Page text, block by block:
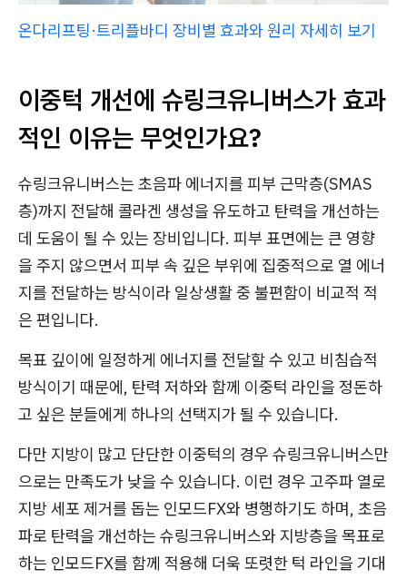
온다리프팅·트리플바디 장비별 효과와 원리 자세히 보기
이중턱 개선에 슈링크유니버스가 효과
적인 이유는 무엇인가요?
슈링크유니버스는 초음파 에너지를 피부 근막층(SMAS
층)까지 전달해 콜라겐 생성을 유도하고 탄력을 개선하는
데 도움이 될 수 있는 장비입니다. 피부 표면에는 큰 영향
을 주지 않으면서 피부 속 깊은 부위에 집중적으로 열 에너
지를 전달하는 방식이라 일상생활 중 불편함이 비교적 적
은 편입니다.
목표 깊이에 일정하게 에너지를 전달할 수 있고 비침습적
방식이기 때문에, 탄력 저하와 함께 이중턱 라인을 정돈하
고 싶은 분들에게 하나의 선택지가 될 수 있습니다.
다만 지방이 많고 단단한 이중턱의 경우 슈링크유니버스만
으로는 만족도가 낮을 수 있습니다. 이런 경우 고주파 열로
지방 세포 제거를 돕는 인모드FX와 병행하기도 하며, 초음
파로 탄력을 개선하는 슈링크유니버스와 지방층을 목표로
하는 인모드FX를 함께 적용해 더욱 또렷한 턱 라인을 기대